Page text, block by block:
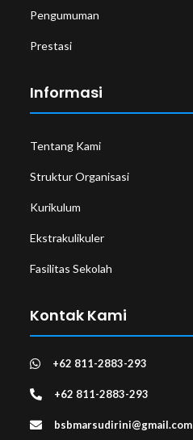
Pengumuman
Prestasi
Informasi
Tentang Kami
Struktur Organisasi
Kurikulum
Ekstrakulikuler
Fasilitas Sekolah
Kontak Kami
+62 811-2883-293
+62 811-2883-293
bsbmarsudirini@gmail.com